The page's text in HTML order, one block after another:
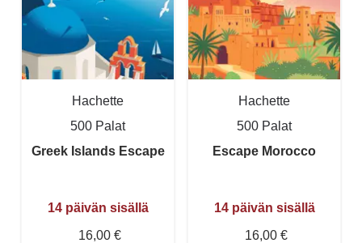
Hachette
500 Palat
Greek Islands Escape
14 päivän sisällä
16,00 €
Hachette
500 Palat
Escape Morocco
14 päivän sisällä
16,00 €